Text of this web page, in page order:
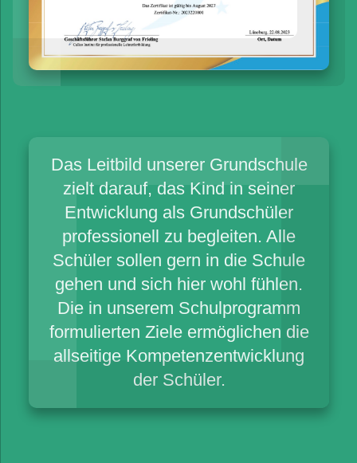
Das Leitbild unserer Grundschule
zielt darauf, das Kind in seiner
Entwicklung als Grundschüler
professionell zu begleiten. Alle
Schüler sollen gern in die Schule
gehen und sich hier wohl fühlen.
Die in unserem Schulprogramm
formulierten Ziele ermöglichen die
allseitige Kompetenzentwicklung
der Schüler.